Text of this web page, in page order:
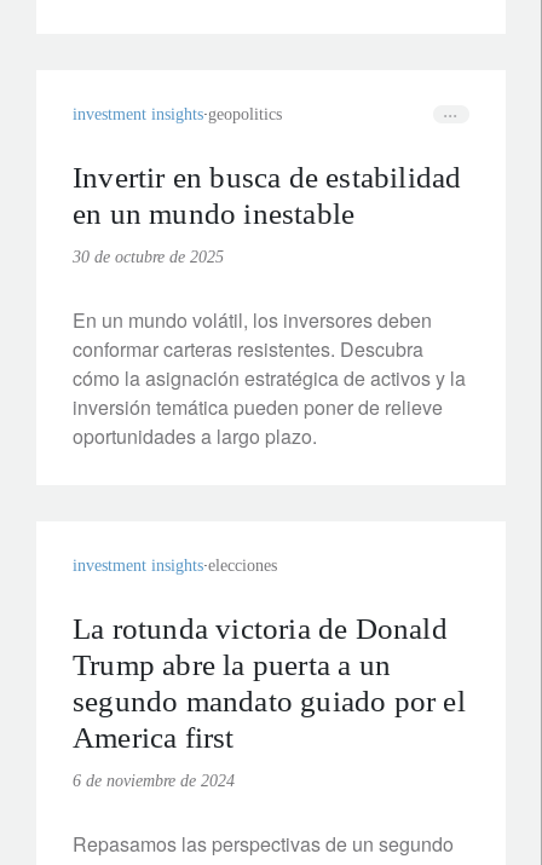
investment insights geopolitics
Invertir en busca de estabilidad
en un mundo inestable
30 de octubre de 2025
En un mundo volátil, los inversores deben
conformar carteras resistentes. Descubra
cómo la asignación estratégica de activos y la
inversión temática pueden poner de relieve
oportunidades a largo plazo.
investment insights elecciones
La rotunda victoria de Donald
Trump abre la puerta a un
segundo mandato guiado por el
America first
6 de noviembre de 2024
Repasamos las perspectivas de un segundo